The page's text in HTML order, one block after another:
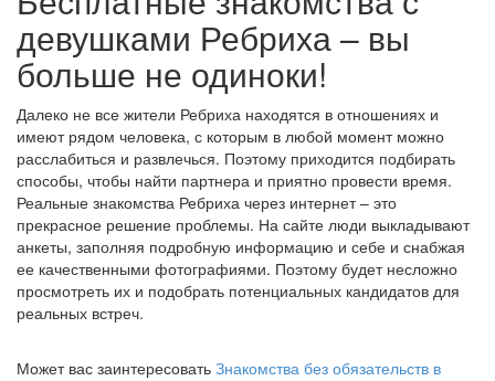
девушками Ребриха – вы
больше не одиноки!
Далеко не все жители Ребриха находятся в отношениях и
имеют рядом человека, с которым в любой момент можно
расслабиться и развлечься. Поэтому приходится подбирать
способы, чтобы найти партнера и приятно провести время.
Реальные знакомства Ребриха через интернет – это
прекрасное решение проблемы. На сайте люди выкладывают
анкеты, заполняя подробную информацию и себе и снабжая
ее качественными фотографиями. Поэтому будет несложно
просмотреть их и подобрать потенциальных кандидатов для
реальных встреч.
Может вас заинтересовать Знакомства без обязательств в